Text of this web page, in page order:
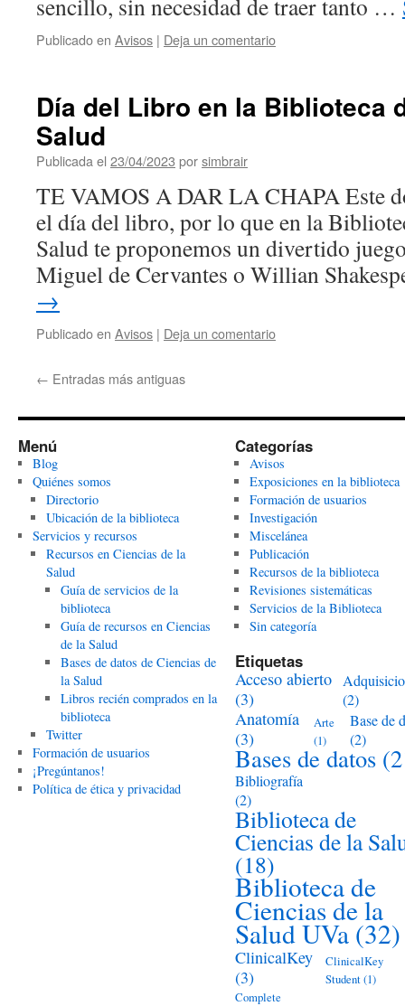
sencillo, sin necesidad de traer tanto …
Publicado en Avisos | Deja un comentario
Día del Libro en la Biblioteca
Salud
Publicada el 23/04/2023 porsimbrair
TE VAMOS A DAR LA CHAPA Este
el día del libro, por lo que en la
Salud te proponemos un divertido
Miguel de Cervantes o Willian
→
Publicado en Avisos | Deja un comentario
← Entradas más antiguas
Menú
Blog
Quiénes somos
Directorio
Ubicación de la biblioteca
Servicios y recursos
Recursos en Ciencias de la
Salud
Guía de servicios de la
biblioteca
Guía de recursos en Ciencias
de la Salud
Bases de datos de Ciencias de
la Salud
Libros recién comprados en la
biblioteca
Twitter
Formación de usuarios
¡Pregúntanos!
Política de ética y privacidad
Categorías
Avisos
Exposiciones en la biblioteca
Formación de usuarios
Investigación
Miscelánea
Publicación
Recursos de la biblioteca
Revisiones sistemáticas
Servicios de la Biblioteca
Sin categoría
Etiquetas
Acceso abierto
(3)
(2)
Anatomía
(3)
Arte
(1)
Base de
(2)
Bases de datos
Bibliografía
(2)
Biblioteca de
Ciencias de la
(18)
Biblioteca de
Ciencias de la
Salud UVa (32)
ClinicalKey
(3)
ClinicalKey
Student(1)
Complete